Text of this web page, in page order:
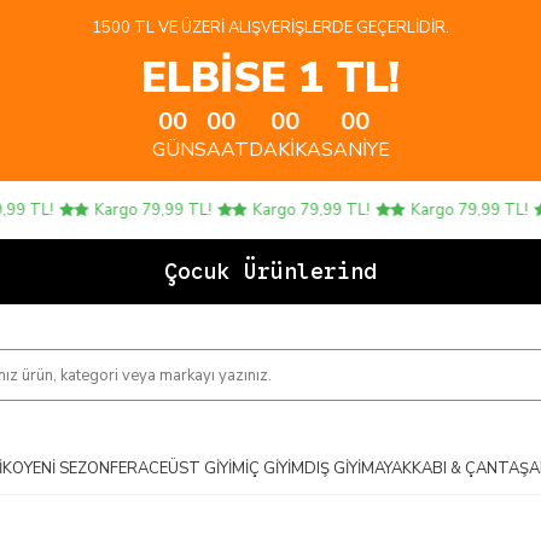
1500 TL VE ÜZERI ALIŞVERIŞLERDE GEÇERLIDIR.
ELBİSE 1 TL!
00
GÜN
00
SAAT
00
DAKIKA
00
SANIYE
Kargo 79,99 TL! Kargo 79,99 TL! Kargo 79,99 TL!
Çocuk Ürünlerinde 4 A
YENI SEZONFERACEÜST GIYIMİÇ GIYIMDIŞ GIYIMAYAKKABI & ÇANTA